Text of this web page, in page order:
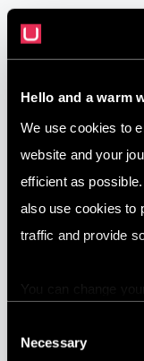
Hello and a warm
We use cookies to
website and your
efficient as
also use cookies to
traffic and provide
You can change
Selection
Necessary
Duis aute
proident,
This is also
Dignissimos
voluptatum
cupiditate non
qui officia